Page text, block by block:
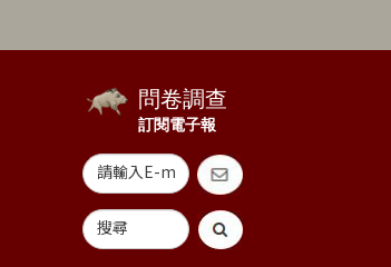
問卷調查
訂閱電子報